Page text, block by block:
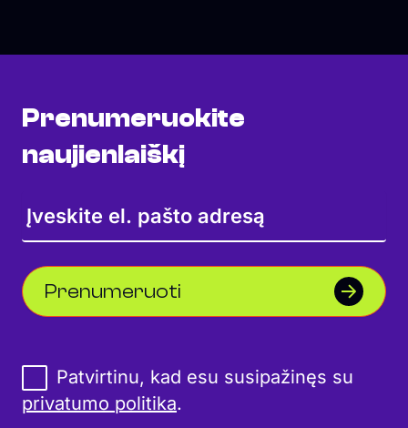
Prenumeruokite
naujienlaiškį
Prenumeruoti
Patvirtinu, kad esu susipažinęs su
privatumo politika.